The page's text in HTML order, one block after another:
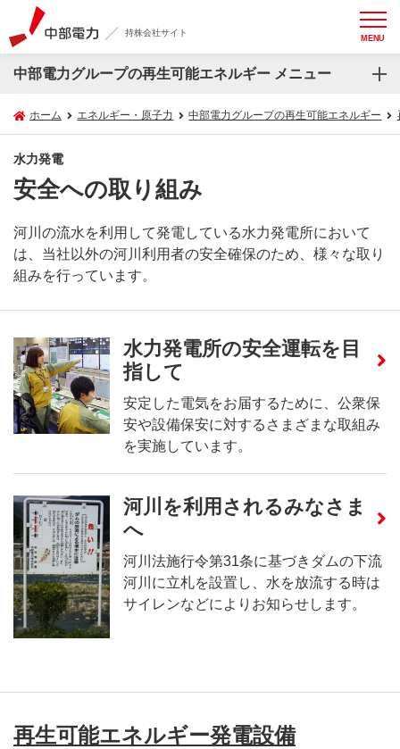
持株会社サイト MENU
中部電力グループの再生可能エネルギー メニュー
ホーム エネルギー・原子力 中部電力グループの再生可能エネルギー
水力発電
安全への取り組み
河川の流水を利用して発電している水力発電所において
は、当社以外の河川利用者の安全確保のため、様々な取り
組みを行っています。
水力発電所の安全運転を目
指して
安定した電気をお届するために、公衆保
安や設備保安に対するさまざまな取組み
を実施しています。
河川を利用されるみなさま
へ
河川法施行令第31条に基づきダムの下流
河川に立札を設置し、水を放流する時は
サイレンなどによりお知らせします。
再生可能エネルギー発電設備